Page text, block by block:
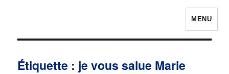
MENU
Étiquette : je vous salue Marie